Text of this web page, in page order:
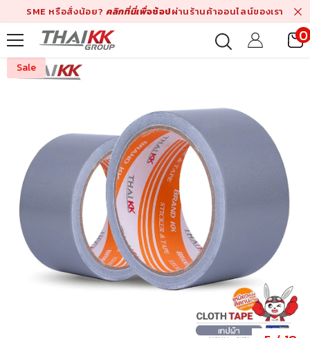
Skip To Content
SME หรือสั่งน้อย? คลิกที่นี่เพื่อช้อปผ่านร้านค้าออนไลน์ของเรา
0
Sale